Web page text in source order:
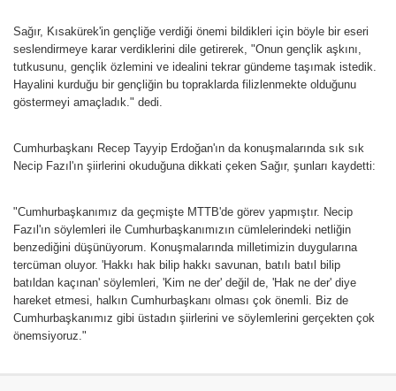
Sağır, Kısakürek'in gençliğe verdiği önemi bildikleri için böyle bir eseri
seslendirmeye karar verdiklerini dile getirerek, "Onun gençlik aşkını,
tutkusunu, gençlik özlemini ve idealini tekrar gündeme taşımak istedik.
Hayalini kurduğu bir gençliğin bu topraklarda filizlenmekte olduğunu
göstermeyi amaçladık." dedi.
Cumhurbaşkanı Recep Tayyip Erdoğan'ın da konuşmalarında sık sık
Necip Fazıl'ın şiirlerini okuduğuna dikkati çeken Sağır, şunları kaydetti:
"Cumhurbaşkanımız da geçmişte MTTB'de görev yapmıştır. Necip
Fazıl'ın söylemleri ile Cumhurbaşkanımızın cümlelerindeki netliğin
benzediğini düşünüyorum. Konuşmalarında milletimizin duygularına
tercüman oluyor. 'Hakkı hak bilip hakkı savunan, batılı batıl bilip
batıldan kaçınan' söylemleri, 'Kim ne der' değil de, 'Hak ne der' diye
hareket etmesi, halkın Cumhurbaşkanı olması çok önemli. Biz de
Cumhurbaşkanımız gibi üstadın şiirlerini ve söylemlerini gerçekten çok
önemsiyoruz."